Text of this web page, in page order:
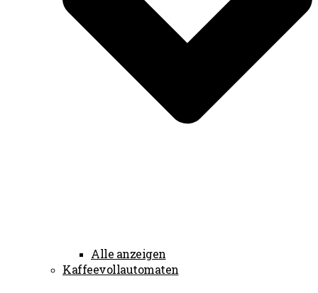
Alle anzeigen
Kaffeevollautomaten